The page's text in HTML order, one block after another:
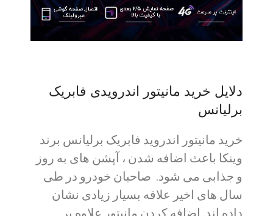
دلایل خرید مانیتور اندرویدی فابریک
برلیانس
خرید مانیتور اندروید فابریک برلیانس برند
وینکا باعث اضافه شدن ، آپشن های به روز
و جذابی می شود. صاحبان خودرو در طی
سال های اخیر علاقه بسیار زیادی نشان
داده اند. اضافه کردن مانیتور علاوه بر